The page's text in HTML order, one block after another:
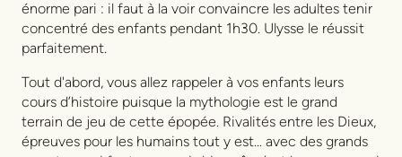
énorme pari : il faut à la voir convaincre les adultes tenir
concentré des enfants pendant 1h30. Ulysse le réussit
parfaitement.
Tout d'abord, vous allez rappeler à vos enfants leurs
cours d’histoire puisque la mythologie est le grand
terrain de jeu de cette épopée. Rivalités entre les Dieux,
épreuves pour les humains tout y est... avec des grands